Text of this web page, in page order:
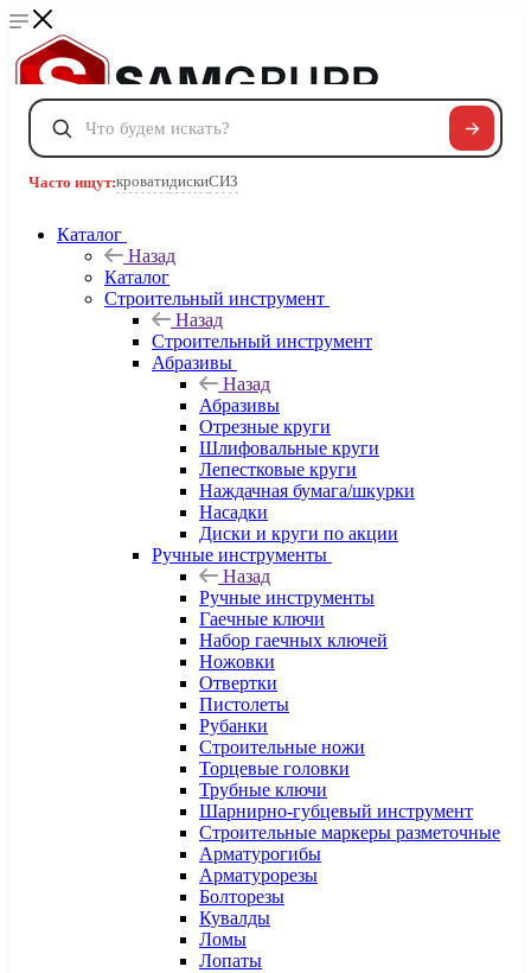
Сравнение0 Избранные товары 0 Корзина 0
Телефоны
+7 495 120-32-22
8 800 222-40-09
Заказать звонок
Часто ищут:кроватидискиСИЗ
Каталог
Назад
Каталог
Строительный инструмент
Назад
Строительный инструмент
Абразивы
Назад
Абразивы
Отрезные круги
Шлифовальные круги
Лепестковые круги
Наждачная бумага/шкурки
Насадки
Диски и круги по акции
Ручные инструменты
Назад
Ручные инструменты
Гаечные ключи
Набор гаечных ключей
Ножовки
Отвертки
Пистолеты
Рубанки
Строительные ножи
Торцевые головки
Трубные ключи
Шарнирно-губцевый инструмент
Строительные маркеры разметочные
Арматурогибы
Арматурорезы
Болторезы
Кувалды
Ломы
Лопаты